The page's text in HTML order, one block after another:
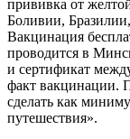
прививка от
Боливии,
Вакцинация
проводится в
и сертификат
факт вакцинации.
сделать как
путешествия».